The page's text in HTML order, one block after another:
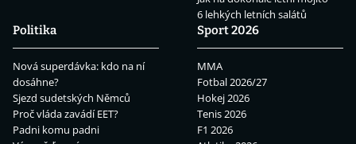
6 lehkých letních salátů
Politika
Nová superdávka: kdo na ní
dosáhne?
Sjezd sudetských Němců
Proč vláda zavádí EET?
Padni komu padni
Sport 2026
MMA
Fotbal 2026/27
Hokej 2026
Tenis 2026
F1 2026